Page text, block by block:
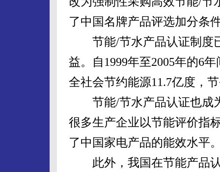
了中国名牌产品评选加分条
节能/节水产品认证制度
益。自1999年至2005年的6
全社会节约能源11.7亿度，
节能/节水产品认证也成
很多生产企业以节能评价指
了中国家电产品的能效水平
此外，我国在节能产品认